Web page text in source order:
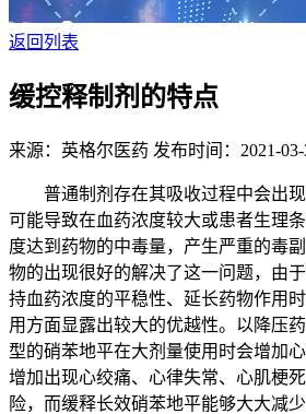
返回列表
缓控释制剂的特点
来源：英格尔医药 发布时间：2021-03-
普通制剂存在其吸收过程中会出现
可能导致在血药浓度较大或患者生理
度达到药物的中毒量，产生严重的毒
物的出现很好的解决了这一问题，由
持血药浓度的平稳性、延长药物作用
用方面显露出较大的优越性。以降压
型的硝苯地平在大剂量使用时会增加
增加出现心绞痛、心律失常、心肌梗
险，而缓释长效硝苯地平能够大大减